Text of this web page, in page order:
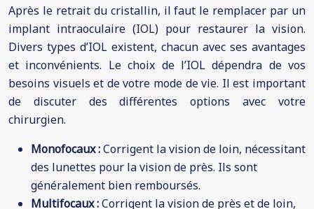
Après le retrait du cristallin, il faut le remplacer par un
implant intraoculaire (IOL) pour restaurer la vision.
Divers types d’IOL existent, chacun avec ses avantages
et inconvénients. Le choix de l’IOL dépendra de vos
besoins visuels et de votre mode de vie. Il est important
de discuter des différentes options avec votre
chirurgien.
Monofocaux :Corrigent la vision de loin, nécessitant
des lunettes pour la vision de près. Ils sont
généralement bien remboursés.
Multifocaux :Corrigent la vision de près et de loin,